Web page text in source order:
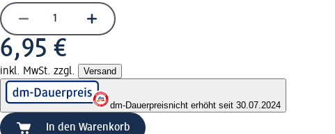
6,95 €
inkl. MwSt. zzgl. Versand
dm-Dauerpreisnicht erhöht seit 30.07.2024
In den Warenkorb